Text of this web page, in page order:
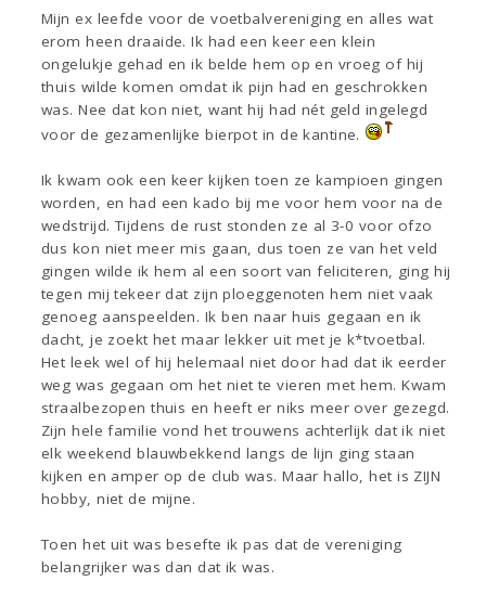
Mijn ex leefde voor de voetbalvereniging en alles wat
erom heen draaide. Ik had een keer een klein
ongelukje gehad en ik belde hem op en vroeg of hij
thuis wilde komen omdat ik pijn had en geschrokken
was. Nee dat kon niet, want hij had nét geld ingelegd
voor de gezamenlijke bierpot in de kantine.
Ik kwam ook een keer kijken toen ze kampioen gingen
worden, en had een kado bij me voor hem voor na de
wedstrijd. Tijdens de rust stonden ze al 3-0 voor ofzo
dus kon niet meer mis gaan, dus toen ze van het veld
gingen wilde ik hem al een soort van feliciteren, ging hij
tegen mij tekeer dat zijn ploeggenoten hem niet vaak
genoeg aanspeelden. Ik ben naar huis gegaan en ik
dacht, je zoekt het maar lekker uit met je k*tvoetbal.
Het leek wel of hij helemaal niet door had dat ik eerder
weg was gegaan om het niet te vieren met hem. Kwam
straalbezopen thuis en heeft er niks meer over gezegd.
Zijn hele familie vond het trouwens achterlijk dat ik niet
elk weekend blauwbekkend langs de lijn ging staan
kijken en amper op de club was. Maar hallo, het is ZIJN
hobby, niet de mijne.
Toen het uit was besefte ik pas dat de vereniging
belangrijker was dan dat ik was.